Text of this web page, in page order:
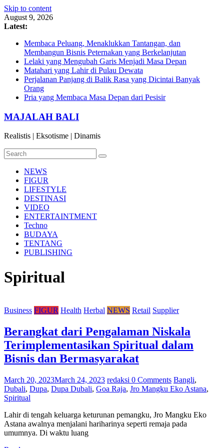
Skip to content
August 9, 2026
Latest:
Membaca Peluang, Menaklukkan Tantangan, dan
Membangun Bisnis Peternakan yang Berkelanjutan
Lelaki yang Mengubah Garis Menjadi Masa Depan
Matahari yang Lahir di Pulau Dewata
Perjalanan Panjang di Balik Rasa yang Dicintai Banyak
Orang
Pria yang Membaca Masa Depan dari Pesisir
MAJALAH BALI
Realistis | Eksotisme | Dinamis
NEWS
FIGUR
LIFESTYLE
DESTINASI
VIDEO
ENTERTAINTMENT
Techno
BUDAYA
TENTANG
PUBLISHING
Spiritual
Business FIGUR Health Herbal NEWS Retail Supplier
Berangkat dari Pengalaman Niskala
Terimplementasikan Spiritual dalam
Bisnis dan Bermasyarakat
March 20, 2023March 24, 2023 redaksi 0 Comments Bangli,
Dubali, Dupa, Dupa Dubali, Goa Raja, Jro Mangku Eko Astana,
Spiritual
Lahir di tengah keluarga keturunan pemangku, Jro Mangku Eko
Astana awalnya menjalani hariharinya seperti remaja pada
umumnya. Di waktu luang